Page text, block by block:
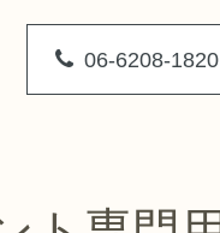
06-6208-1820